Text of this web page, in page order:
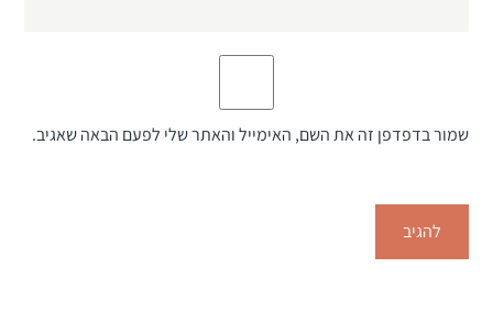
שמור בדפדפן זה את השם, האימייל והאתר שלי לפעם הבאה שאגיב.